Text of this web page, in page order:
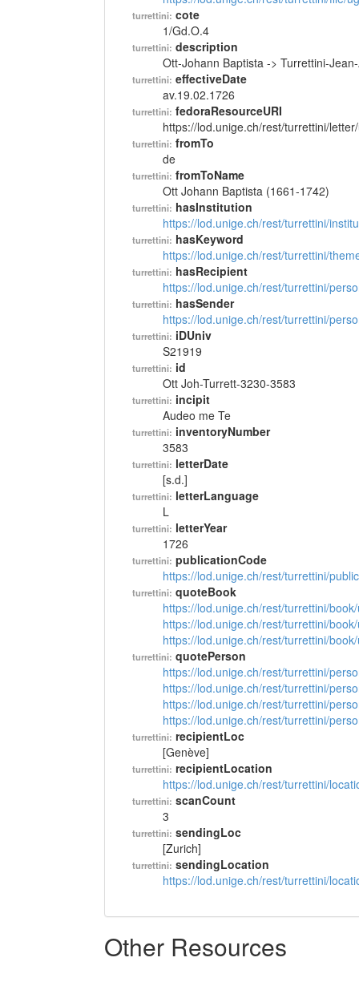
turrettini: cote
1/Gd.O.4
turrettini: description
Ott-Johann Baptista -> Turrettini-
turrettini: effectiveDate
av.19.02.1726
turrettini: fedoraResourceURI
https://lod.unige.ch/rest/turrettini/
turrettini: fromTo
de
turrettini: fromToName
Ott Johann Baptista (1661-1742)
turrettini: hasInstitution
https://lod.unige.ch/rest/turrettini/
turrettini: hasKeyword
https://lod.unige.ch/rest/turrettini/
turrettini: hasRecipient
https://lod.unige.ch/rest/turrettini/
turrettini: hasSender
https://lod.unige.ch/rest/turrettini/
turrettini: iDUniv
S21919
turrettini: id
Ott Joh-Turrett-3230-3583
turrettini: incipit
Audeo me Te
turrettini: inventoryNumber
3583
turrettini: letterDate
[s.d.]
turrettini: letterLanguage
L
turrettini: letterYear
1726
turrettini: publicationCode
https://lod.unige.ch/rest/turrettini/
turrettini: quoteBook
https://lod.unige.ch/rest/turrettini/
https://lod.unige.ch/rest/turrettini/
https://lod.unige.ch/rest/turrettini/
turrettini: quotePerson
https://lod.unige.ch/rest/turrettini/
https://lod.unige.ch/rest/turrettini/
https://lod.unige.ch/rest/turrettini/
https://lod.unige.ch/rest/turrettini/
turrettini: recipientLoc
[Genève]
turrettini: recipientLocation
https://lod.unige.ch/rest/turrettini/
turrettini: scanCount
3
turrettini: sendingLoc
[Zurich]
turrettini: sendingLocation
https://lod.unige.ch/rest/turrettini/
Other Resources